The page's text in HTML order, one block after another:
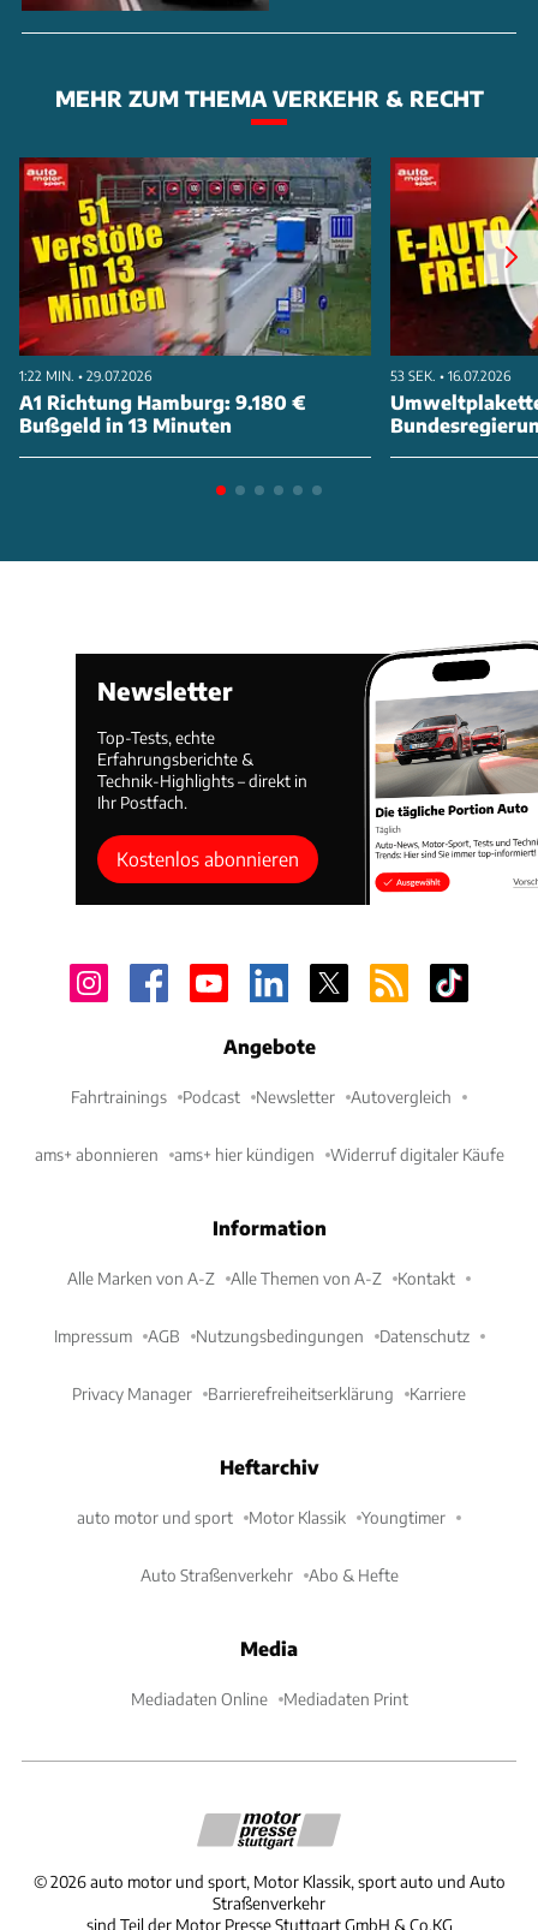
MEHR ZUM THEMA VERKEHR & RECHT
1:22 MIN. • 29.07.2026
A1 Richtung Hamburg: 9.180 €
Bußgeld in 13 Minuten
53 SEK. • 16.07.2026
Newsletter
Top-Tests, echte
Erfahrungsberichte &
Technik-Highlights – direkt in
Ihr Postfach.
Kostenlos abonnieren
Angebote
Fahrtrainings Podcast Newsletter Autovergleich
ams+ abonnieren ams+ hier kündigen Widerruf digitaler Käufe
Information
Alle Marken von A-Z Alle Themen von A-Z Kontakt
Impressum AGB Nutzungsbedingungen Datenschutz
Privacy Manager Barrierefreiheitserklärung Karriere
Heftarchiv
auto motor und sport Motor Klassik Youngtimer
Auto Straßenverkehr Abo & Hefte
Media
Mediadaten Online Mediadaten Print
©2026 auto motor und sport, Motor Klassik, sport auto und Auto
Straßenverkehr
sind Teil der Motor Presse Stuttgart GmbH & Co.KG